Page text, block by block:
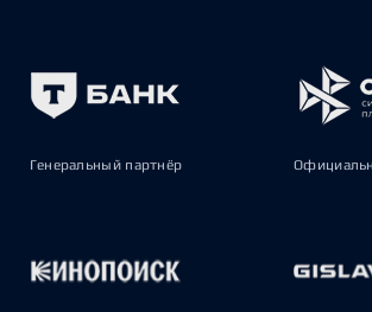
Генеральный партнёр